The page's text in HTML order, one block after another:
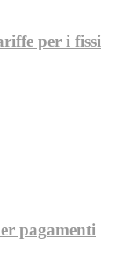
per i fissi
pagamenti